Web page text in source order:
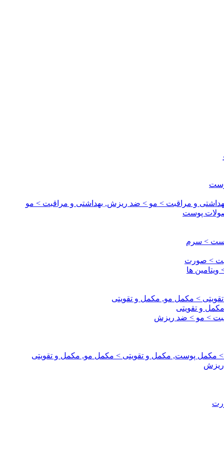
و مراقبت > مو > ضد ریزش, بهداشتی و مراقبت > مو
پوست
> سرم
> صورت
ها
> مکمل مو, مکمل و تقویتی
و تقویتی
> مو > ضد ریزش
مکمل پوست, مکمل و تقویتی > مکمل مو, مکمل و تقویتی
ریزش